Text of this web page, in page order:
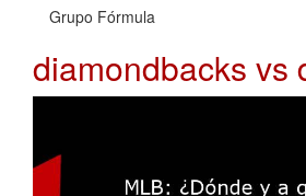
Grupo Fórmula
diamondbacks vs